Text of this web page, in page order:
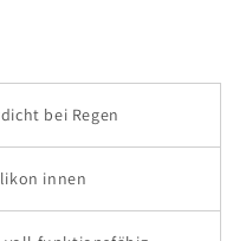
bei Regen
innen